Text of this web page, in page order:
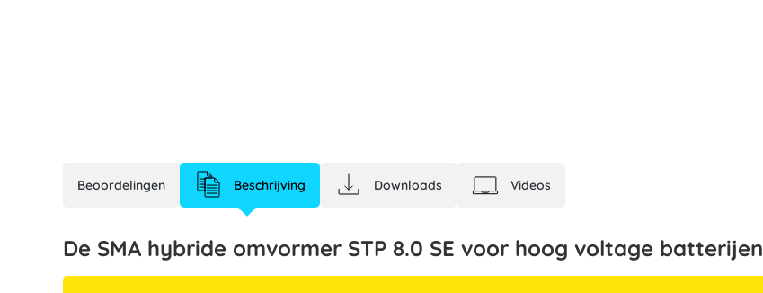
Beoordelingen Beschrijving Downloads Videos
De SMA hybride omvormer STP 8.0 SE voor hoog voltage batterijen